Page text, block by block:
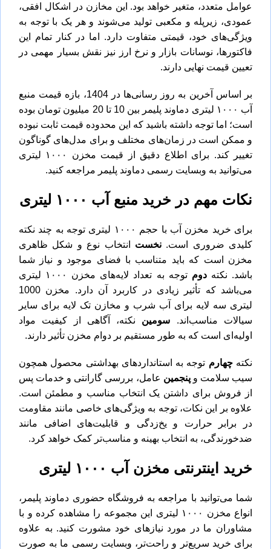
عوامل متعدد، متغیر خواهد بود. این مخازن در اشکال افقی،
عمودی، زیرپله و مکعبی تولید می‌شوند و هر یک با توجه به
ویژگی‌های خود، قیمتی متفاوت دارد. اما در کنار تمام این
فاکتورها، نوسانات بازار و نرخ ارز نیز نقش بسیار مهمی در
تعیین قیمت نهایی دارند.
بر اساس آخرین به روز رسانی‌ها در 1404، بازه قیمت منبع
آب ۱۰۰۰ لیتری دماوند پلیمر بین 10 تا 20 میلیون تومان بوده
است؛ اما توجه داشته باشید که این محدوده قیمت ثابت نبوده
و ممکن است در زمان‌های مختلف و برای مدل‌های گوناگون
تغییر کند. برای اطلاع دقیق از قیمت مخزن ۱۰۰۰ لیتری
می‌توانید به وبسایت رسمی دماوند پلیمر مراجعه کنید.
نکات مهم در خرید منبع آب ۱۰۰۰ لیتری
برای خرید مخزن آب
با حجم ۱۰۰۰ لیتری توجه به چند نکته
کلیدی ضروری است.نخست انتخاب نوع و شکل ظاهری
مخزن است که باید متناسب با فضای موجود و نیاز شما
باشد. نکته دوم
توجه به تعداد لایه‌های مخزن ۱۰۰۰ لیتری
می‌باشد که تأثیر زیادی در کاربرد آن دارد. مخزن 1000
لیتری سه لایه برای آب شرب و مخازن تک لایه برای سایر
سیالات مناسب‌اند. سومین نکته، آگاهی از کیفیت مواد
اولیه‌ای است که به طور مستقیم بر دوام مخزن تأثیر دارند.
نکتهچهارم توجه به استانداردهای بهداشتی محصول همچون
سیب سلامت وپنجمین عامل، بررسی گارانتی و خدمات پس
از فروش برای داشتن یک انتخاب مناسب و مطمئن است.
علاوه بر این‌ نکات، توجه به ویژگی‌های خاصی مانند مقاومت
در برابر حرارت و یخ‌زدگی و قابلیت‌های اضافی مانند
ضدخورندگی، به انتخاب بهینه‌ و مناسب‌تر کمک خواهد کرد.
خرید اینترنتی مخزن آب ۱۰۰۰ لیتری
شما می‌توانید با مراجعه به فروشگاه‌ حضوری دماوند پلیمر،
انواع مخزن ۱۰۰۰ لیتری این مجموعه را مشاهده کرده و با
مشاوران ما در مورد نیازهای خود مشورت کنید. به علاوه
برای خرید سریع‌تر و راحت‌تر، وبسایت رسمی ما به صورت